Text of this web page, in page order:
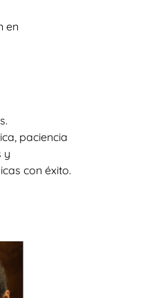
en
paciencia
y
con éxito.